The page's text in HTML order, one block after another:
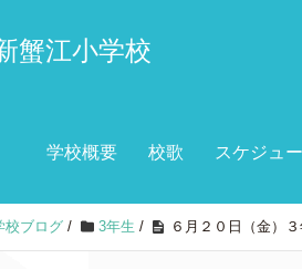
蟹江小学校
学校概要 校歌 スケジュ
校ブログ / 3年生 / ６月２０日（金）